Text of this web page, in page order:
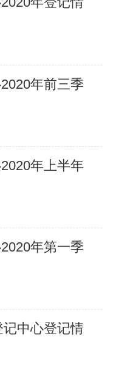
年前三季
年上半年
年第一季
中心登记情